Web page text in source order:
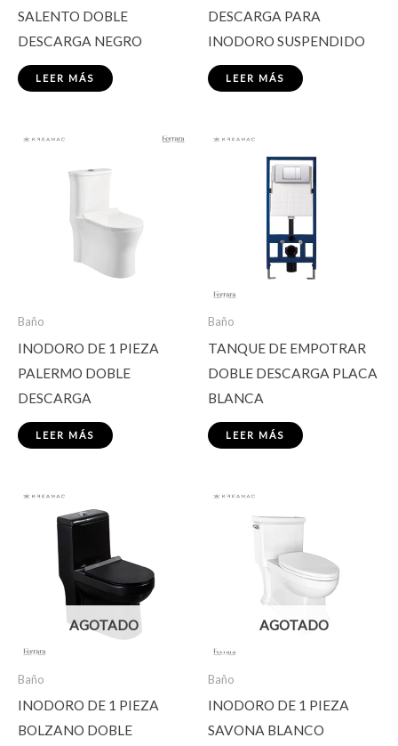
SALENTO DOBLE
DESCARGA NEGRO
LEER MÁS
DESCARGA PARA
INODORO SUSPENDIDO
LEER MÁS
Baño
INODORO DE 1 PIEZA
PALERMO DOBLE
DESCARGA
LEER MÁS
Baño
TANQUE DE EMPOTRAR
DOBLE DESCARGA PLACA
BLANCA
LEER MÁS
AGOTADO
Baño
INODORO DE 1 PIEZA
BOLZANO DOBLE
AGOTADO
Baño
INODORO DE 1 PIEZA
SAVONA BLANCO